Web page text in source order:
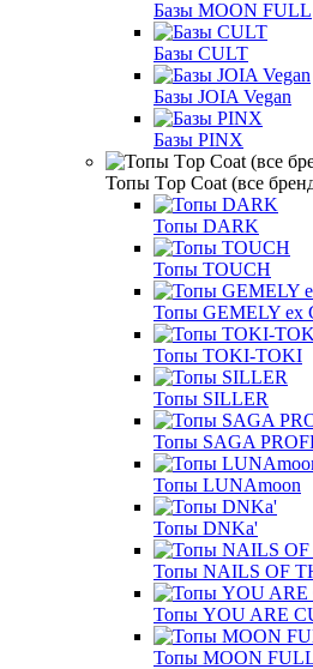
Базы MOON FULL
Базы CULT
Базы JOIA Vegan
Базы PINX
Топы Тop Coat (все
Топы DARK
Топы TOUCH
Топы GEMELY ex
Топы TOKI-TOKI
Топы SILLER
Топы SAGA
Топы LUNAmoon
Топы DNKa'
Топы NAILS OF
Топы YOU ARE
Топы MOON